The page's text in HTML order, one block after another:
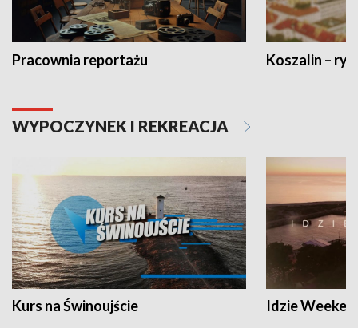
Pracownia reportażu Koszalin –
WYPOCZYNEK I REKREACJA
Kurs na Świnoujście Idzie